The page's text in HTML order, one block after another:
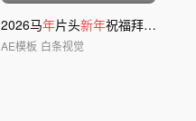
2026马年片头新年祝福拜年
AE模板 白条视觉